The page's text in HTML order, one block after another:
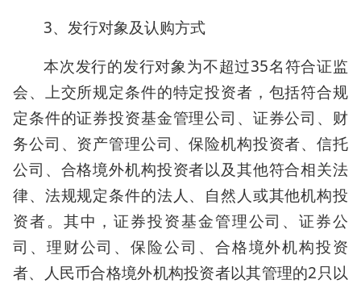
3、发行对象及认购方式
本次发行的发行对象为不超过35名符合证监
会、上交所规定条件的特定投资者，包括符合规
定条件的证券投资基金管理公司、证券公司、财
务公司、资产管理公司、保险机构投资者、信托
公司、合格境外机构投资者以及其他符合相关法
律、法规规定条件的法人、自然人或其他机构投
资者。其中，证券投资基金管理公司、证券公
司、理财公司、保险公司、合格境外机构投资
者、人民币合格境外机构投资者以其管理的2只以